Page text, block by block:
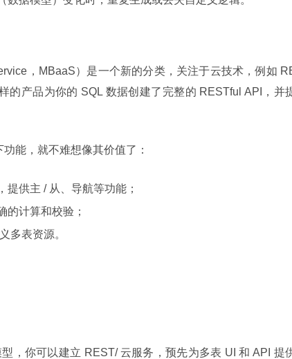
，MBaaS）是一个新的分类，关注于云技术，例如
的产品为你的 SQL 数据创建了完整的 RESTful API，并
能，就不难想像其价值了：
，提供主 / 从、导航等功能；
的计算和校验；
多表资源。
型，你可以建立 REST/ 云服务，预先为多表 UI 和 API 提